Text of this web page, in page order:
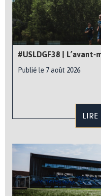
#USLDGF38 |
Publié le 7 août 2026